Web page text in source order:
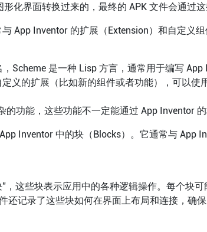
化界面转换过来的，最终的 APK 文件会通过
App Inventor 的扩展（Extension）和自定义组
Scheme 是一种 Lisp 方言，通常用于编写 App
义的扩展（比如新的组件或者功能），可以使
功能，这些功能不一定能通过 App Inventor 的
Inventor 中的块（Blocks）。它通常与 App
，这些块表示应用中的各种逻辑操作。每个块
还记录了这些块如何在界面上布局和连接，确